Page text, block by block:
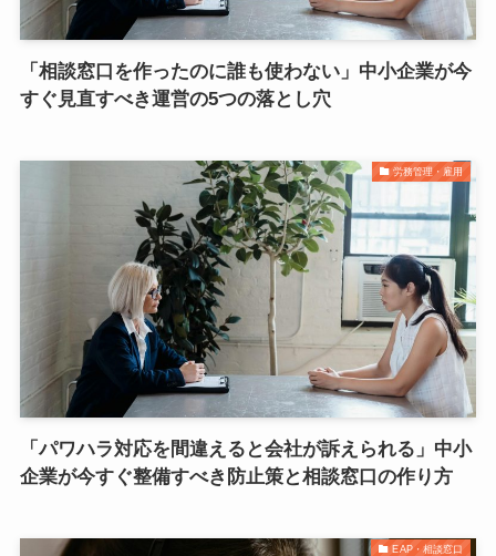
「相談窓口を作ったのに誰も使わない」中小企業が今
すぐ見直すべき運営の5つの落とし穴
労務管理・雇用
「パワハラ対応を間違えると会社が訴えられる」中小
企業が今すぐ整備すべき防止策と相談窓口の作り方
EAP・相談窓口